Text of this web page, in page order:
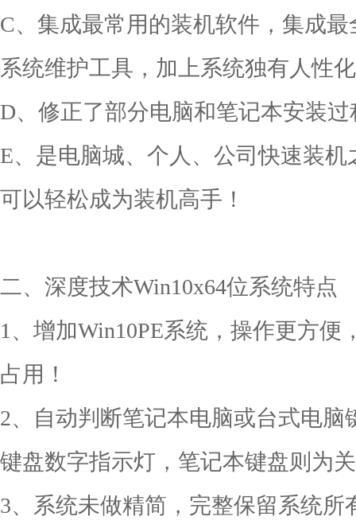
C、集成最常用的装机软件，集成
系统维护工具，加上系统独有人性
D、修正了部分电脑和笔记本安装
E、是电脑城、个人、公司快速装
可以轻松成为装机高手！
二、深度技术Win10x64位系统特点
1、增加Win10PE系统，操作更方
占用！
2、自动判断笔记本电脑或台式电
键盘数字指示灯，笔记本键盘则为
3、系统未做精简，完整保留系统所